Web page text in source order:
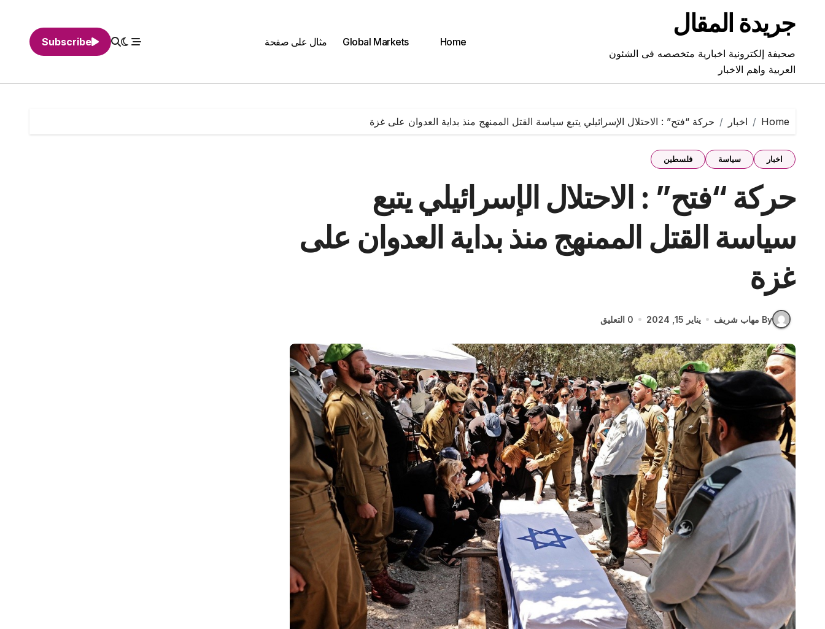
contentجريدة المقال
صحيفة إلكترونية اخبارية متخصصه فى الشئون
العربية واهم الاخبار
Home
Global Markets مثال على صفحة Subscribe
Home اخبار حركة “فتح” : الاحتلال الإسرائيلي يتبع سياسة القتل الممنهج منذ بداية العدوان على غزة
اخبار سياسة فلسطين
حركة “فتح” : الاحتلال الإسرائيلي يتبع
سياسة القتل الممنهج منذ بداية العدوان على
غزة
By مهاب شريف يناير 15, 2024 0 التعليق